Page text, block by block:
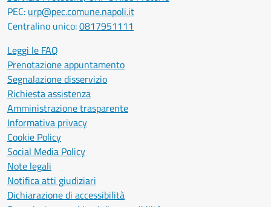
PEC: urp@pec.comune.napoli.it
Centralino unico:0817951111
Leggi le FAQ
Prenotazione appuntamento
Segnalazione disservizio
Richiesta assistenza
Amministrazione trasparente
Informativa privacy
Cookie Policy
Social Media Policy
Note legali
Notifica atti giudiziari
Dichiarazione di accessibilità